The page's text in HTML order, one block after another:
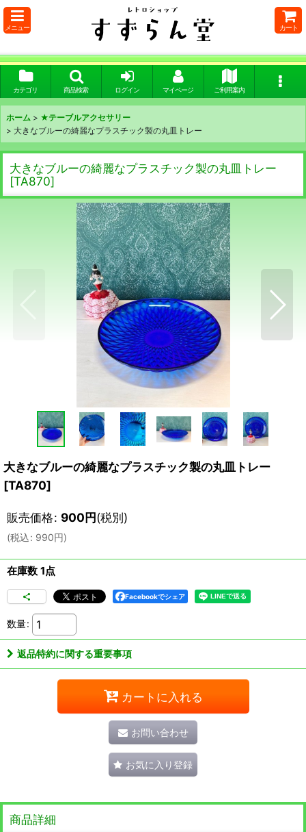
メニュー カート
カテゴリ 商品検索 ログイン マイページ ご利用案内
ホーム > ★テーブルアクセサリー
> 大きなブルーの綺麗なプラスチック製の丸皿トレー
大きなブルーの綺麗なプラスチック製の丸皿トレー
[TA870]
大きなブルーの綺麗なプラスチック製の丸皿トレー
[TA870]
販売価格: 900円(税別)
(税込: 990円)
在庫数 1点
Facebookでシェア
数量:
返品特約に関する重要事項
カートに入れる
お問い合わせ
お気に入り登録
商品詳細